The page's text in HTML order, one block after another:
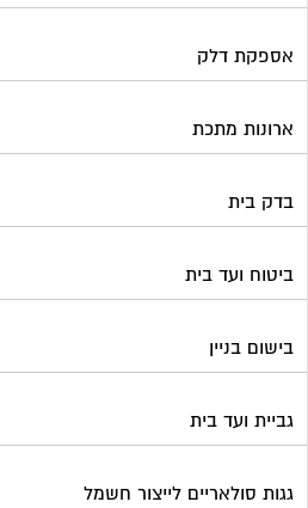
אספקת דלק
ארונות מתכת
בדק בית
ביטוח ועד בית
בישום בניין
גביית ועד בית
גגות סולאריים לייצור חשמל